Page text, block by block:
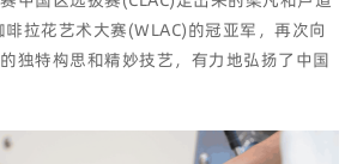
拉花艺术大赛(WLAC)的冠亚军，再次向
独特构思和精妙技艺，有力地弘扬了中国